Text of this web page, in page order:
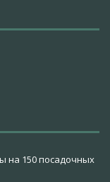
на 150 посадочных